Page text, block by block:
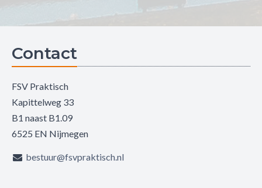
Contact
FSV Praktisch
Kapittelweg 33
B1 naast B1.09
6525 EN Nijmegen
bestuur@fsvpraktisch.nl